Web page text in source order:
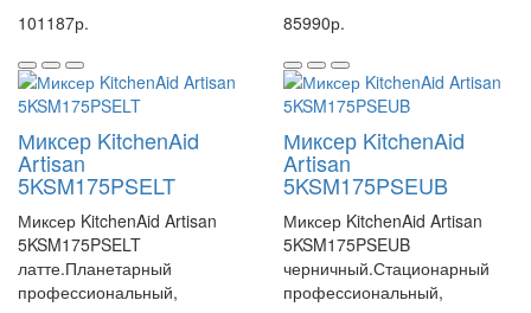
101187р.
85990р.
Миксер KitchenAid
Artisan
5KSM175PSELT
Миксер KitchenAid Artisan
5KSM175PSELT
латте.Планетарный
профессиональный,
Миксер KitchenAid
Artisan
5KSM175PSEUB
Миксер KitchenAid Artisan
5KSM175PSEUB
черничный.Стационарный
профессиональный,